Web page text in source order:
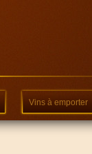
Vins à emporter